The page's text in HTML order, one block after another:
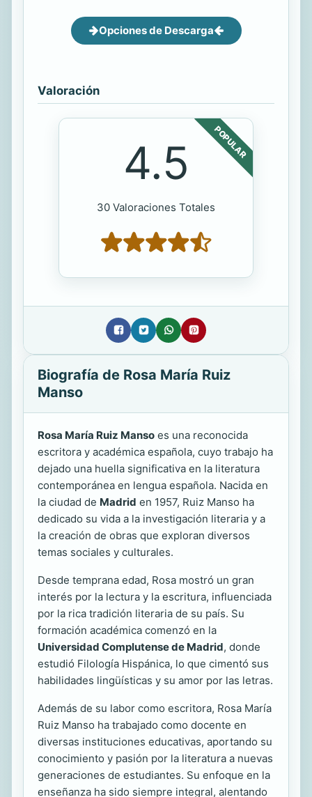
Opciones de Descarga
Valoración
POPULAR
4.5
30 Valoraciones Totales
Biografía de Rosa María Ruiz
Manso
Rosa María Ruiz Manso es una reconocida
escritora y académica española, cuyo trabajo ha
dejado una huella significativa en la literatura
contemporánea en lengua española. Nacida en
la ciudad de Madrid en 1957, Ruiz Manso ha
dedicado su vida a la investigación literaria y a
la creación de obras que exploran diversos
temas sociales y culturales.
Desde temprana edad, Rosa mostró un gran
interés por la lectura y la escritura, influenciada
por la rica tradición literaria de su país. Su
formación académica comenzó en la
Universidad Complutense de Madrid, donde
estudió Filología Hispánica, lo que cimentó sus
habilidades lingüísticas y su amor por las letras.
Además de su labor como escritora, Rosa María
Ruiz Manso ha trabajado como docente en
diversas instituciones educativas, aportando su
conocimiento y pasión por la literatura a nuevas
generaciones de estudiantes. Su enfoque en la
enseñanza ha sido siempre integral, alentando